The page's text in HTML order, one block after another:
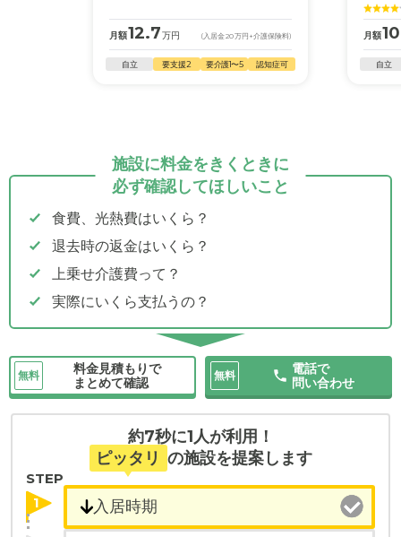
月額12.7万円 (入居金20万円 +介護保険料)
自立 要支援2 要介護1〜5 認知症可
月額
自立
施設に料金をきくときに
必ず確認してほしいこと
食費、光熱費はいくら？
退去時の返金はいくら？
上乗せ介護費って？
実際にいくら支払うの？
無料
料金見積もりで
まとめて確認
無料
電話で
問い合わせ
約7秒に1人が利用！
ピッタリ の施設を提案します
STEP
1